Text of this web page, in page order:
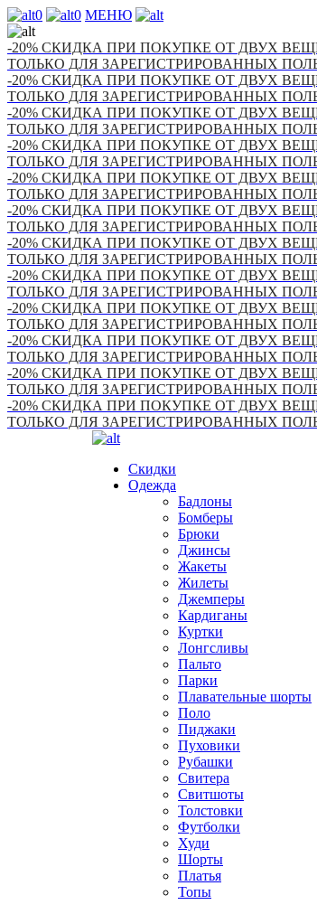
0 0 МЕНЮ
-20% СКИДКА ПРИ ПОКУПКЕ ОТ ДВУХ
ТОЛЬКО ДЛЯ ЗАРЕГИСТРИРОВАННЫХ
-20% СКИДКА ПРИ ПОКУПКЕ ОТ ДВУХ
ТОЛЬКО ДЛЯ ЗАРЕГИСТРИРОВАННЫХ
-20% СКИДКА ПРИ ПОКУПКЕ ОТ ДВУХ
ТОЛЬКО ДЛЯ ЗАРЕГИСТРИРОВАННЫХ
-20% СКИДКА ПРИ ПОКУПКЕ ОТ ДВУХ
ТОЛЬКО ДЛЯ ЗАРЕГИСТРИРОВАННЫХ
-20% СКИДКА ПРИ ПОКУПКЕ ОТ ДВУХ
ТОЛЬКО ДЛЯ ЗАРЕГИСТРИРОВАННЫХ
-20% СКИДКА ПРИ ПОКУПКЕ ОТ ДВУХ
ТОЛЬКО ДЛЯ ЗАРЕГИСТРИРОВАННЫХ
-20% СКИДКА ПРИ ПОКУПКЕ ОТ ДВУХ
ТОЛЬКО ДЛЯ ЗАРЕГИСТРИРОВАННЫХ
-20% СКИДКА ПРИ ПОКУПКЕ ОТ ДВУХ
ТОЛЬКО ДЛЯ ЗАРЕГИСТРИРОВАННЫХ
-20% СКИДКА ПРИ ПОКУПКЕ ОТ ДВУХ
ТОЛЬКО ДЛЯ ЗАРЕГИСТРИРОВАННЫХ
-20% СКИДКА ПРИ ПОКУПКЕ ОТ ДВУХ
ТОЛЬКО ДЛЯ ЗАРЕГИСТРИРОВАННЫХ
-20% СКИДКА ПРИ ПОКУПКЕ ОТ ДВУХ
ТОЛЬКО ДЛЯ ЗАРЕГИСТРИРОВАННЫХ
-20% СКИДКА ПРИ ПОКУПКЕ ОТ ДВУХ
ТОЛЬКО ДЛЯ ЗАРЕГИСТРИРОВАННЫХ
Скидки
Одежда
Бадлоны
Бомберы
Брюки
Джинсы
Жакеты
Жилеты
Джемперы
Кардиганы
Куртки
Лонгсливы
Пальто
Парки
Плавательные шорты
Поло
Пиджаки
Пуховики
Рубашки
Свитера
Свитшоты
Толстовки
Футболки
Худи
Шорты
Платья
Топы